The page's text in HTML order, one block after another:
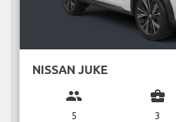
NISSAN JUKE
group
5
business_center
3